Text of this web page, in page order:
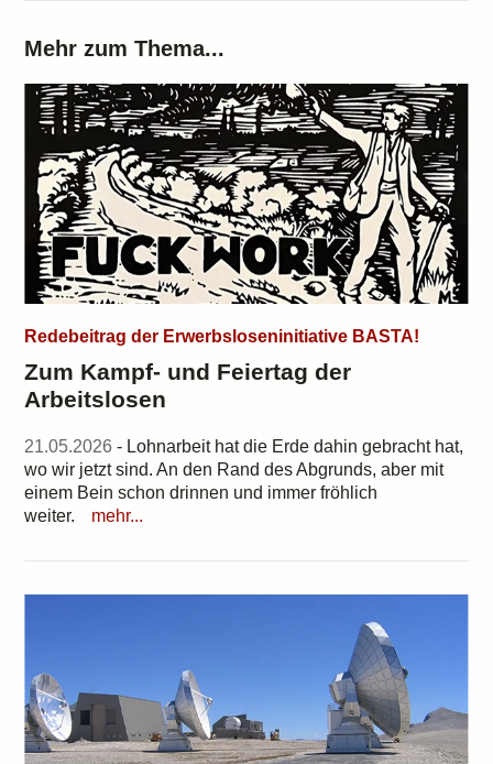
Mehr zum Thema...
Redebeitrag der Erwerbsloseninitiative BASTA!
Zum Kampf- und Feiertag der
Arbeitslosen
21.05.2026 - Lohnarbeit hat die Erde dahin gebracht hat,
wo wir jetzt sind. An den Rand des Abgrunds, aber mit
einem Bein schon drinnen und immer fröhlich
weiter.
mehr...